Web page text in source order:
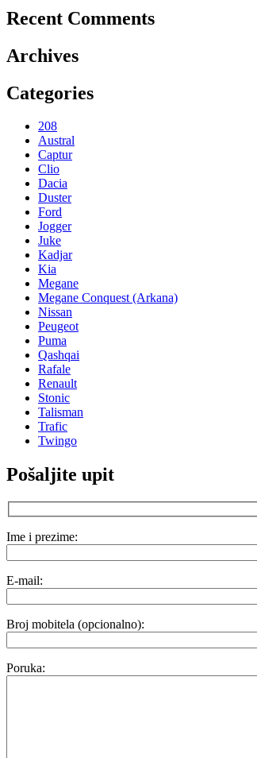
Recent Comments
Archives
Categories
208
Austral
Captur
Clio
Dacia
Duster
Ford
Jogger
Juke
Kadjar
Kia
Megane
Megane Conquest (Arkana)
Nissan
Peugeot
Puma
Qashqai
Rafale
Renault
Stonic
Talisman
Trafic
Twingo
Pošaljite upit
Ime i prezime:
E-mail:
Broj mobitela (opcionalno):
Poruka: